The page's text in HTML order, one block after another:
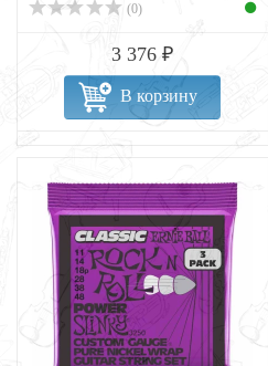
(0)
3 376 ₽
В корзину